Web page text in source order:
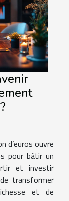
d’euros ouvre
pour bâtir un
et investir
transformer
et de